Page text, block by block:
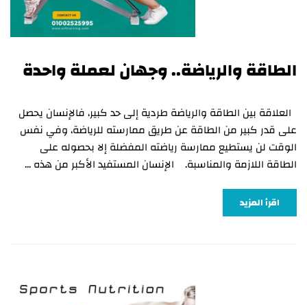
الطاقة والرياضة.. وجهان لعملة واحدة
العلاقة بين الطاقة والرياضة طردية إلى حد كبير، فالإنسان يحصل
على قدر كبير من الطاقة عن طريق ممارسته للرياضة، وفي نفس
الوقت لن يستطيع ممارسة رياضته المفضلة إلا بحصوله على
الطاقة اللازمة والمناسبة. الإنسان المستفيد الأكبر من هذه …
اقرأ المزيد